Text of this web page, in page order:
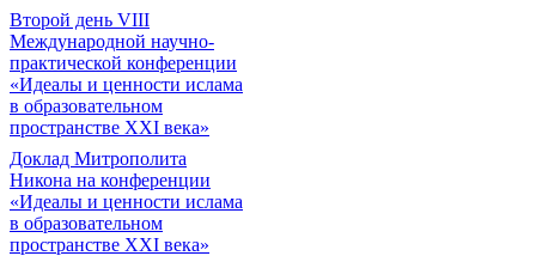
Второй день VIII
Международной научно-
практической конференции
«Идеалы и ценности ислама
в образовательном
пространстве XXI века»
Доклад Митрополита
Никона на конференции
«Идеалы и ценности ислама
в образовательном
пространстве XXI века»